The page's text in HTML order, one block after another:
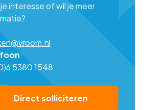
interesse of wil je meer
5380 1548
Direct solliciteren